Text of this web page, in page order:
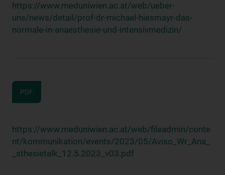
https://www.meduniwien.ac.at/web/ueber-
uns/news/detail/prof-dr-michael-hiesmayr-das-
normale-in-anaesthesie-und-intensivmedizin/
PDF
https://www.meduniwien.ac.at/web/fileadmin/conte
nt/kommunikation/events/2023/05/Aviso_Wr_Ana_
_sthesietalk_12.5.2023_v03.pdf